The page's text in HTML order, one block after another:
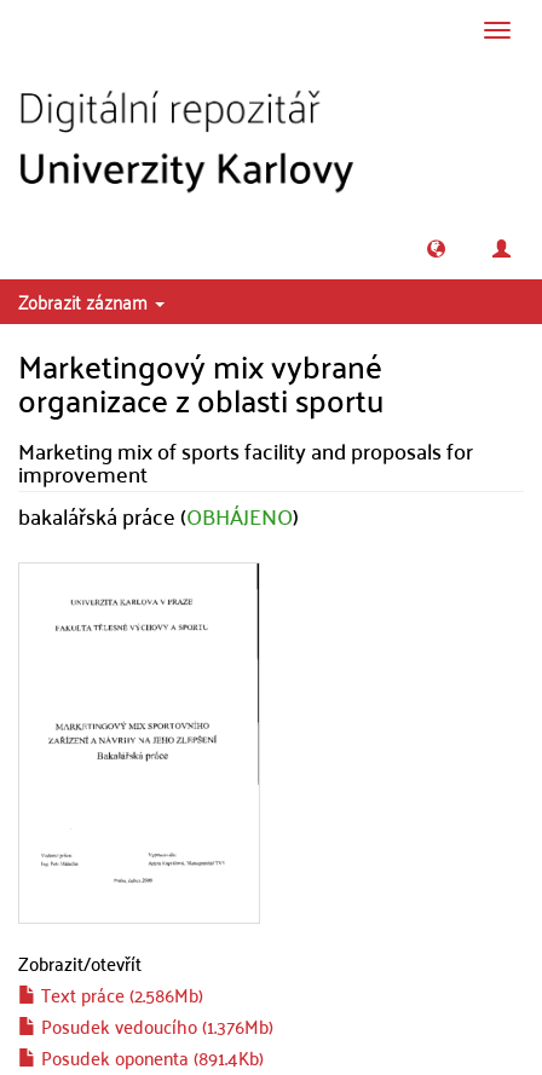
Zobrazit záznam
Marketingový mix vybrané
organizace z oblasti sportu
Marketing mix of sports facility and proposals for
improvement
bakalářská práce (OBHÁJENO)
Zobrazit/otevřít
Text práce (2.586Mb)
Posudek vedoucího (1.376Mb)
Posudek oponenta (891.4Kb)